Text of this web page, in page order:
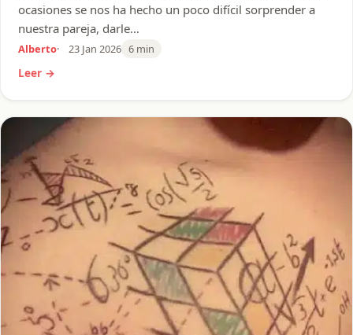
ocasiones se nos ha hecho un poco difícil sorprender a
nuestra pareja, darle…
Alberto 23 Jan 2026 6 min
Leer →